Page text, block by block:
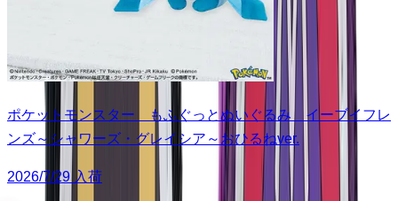
ポケットモンスター もふぐっとぬいぐるみ イーブイフレ
ンズ～シャワーズ・グレイシア～おひるねver.
2026/7/29 入荷